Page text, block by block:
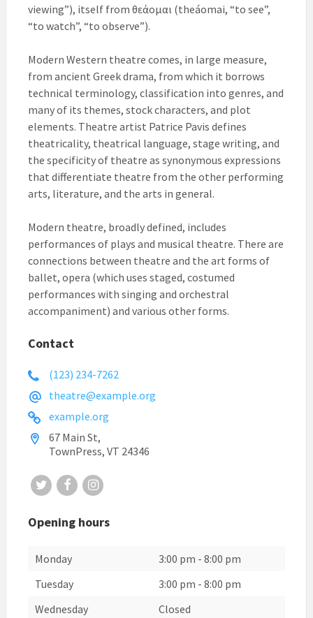
viewing”), itself from θεάομαι (theáomai, “to see”,
“to watch”, “to observe”).
Modern Western theatre comes, in large measure,
from ancient Greek drama, from which it borrows
technical terminology, classification into genres, and
many of its themes, stock characters, and plot
elements. Theatre artist Patrice Pavis defines
theatricality, theatrical language, stage writing, and
the specificity of theatre as synonymous expressions
that differentiate theatre from the other performing
arts, literature, and the arts in general.
Modern theatre, broadly defined, includes
performances of plays and musical theatre. There are
connections between theatre and the art forms of
ballet, opera (which uses staged, costumed
performances with singing and orchestral
accompaniment) and various other forms.
Contact
(123) 234-7262
theatre@example.org
example.org
67 Main St,
TownPress, VT 24346
TwitterFacebookInstagram
Opening hours
Monday 3:00 pm - 8:00 pm
Tuesday
3:00 pm - 8:00 pm
Wednesday
Closed